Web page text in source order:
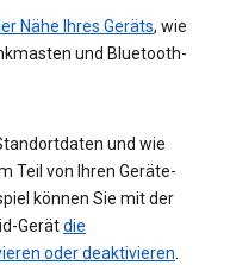
Nähe Ihres Geräts, wie
und Bluetooth-
und wie
Teil von Ihren Geräte-
können Sie mit der
Gerätdie
oder deaktivieren.